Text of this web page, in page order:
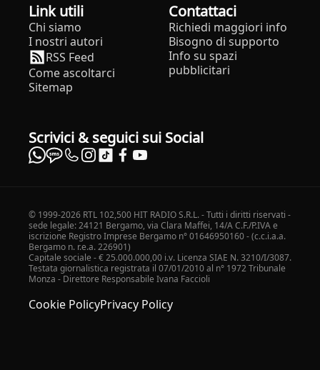
Link utili
Chi siamo
I nostri autori
RSS Feed
Come ascoltarci
Sitemap
Contattaci
Richiedi maggiori info
Bisogno di supporto
Info su spazi
pubblicitari
Scrivici & seguici sui Social
© 1999-2026 RTL 102,500 HIT RADIO S.R.L. - Tutti i diritti riservati -
sede legale: 24121 Bergamo, via Clara Maffei, 14/A C.F./P.IVA e
iscrizione Registro Imprese Bergamo n° 01646950160 - (c.c.i.a.a.
Bergamo n. r.e.a. 226901)
Capitale sociale - € 25.000.000,00 i.v. Licenza SIAE N. 3210/I/3087.
Testata giornalistica registrata il 07/01/2010 al n° 1972 Tribunale
Monza - Direttore Responsabile Ivana Faccioli
Cookie PolicyPrivacy Policy